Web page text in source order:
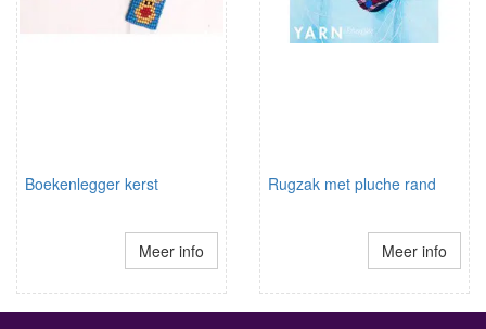
Boekenlegger kerst
Meer info
Rugzak met pluche rand
Meer info